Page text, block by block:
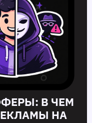
В ЧЕМ
НА